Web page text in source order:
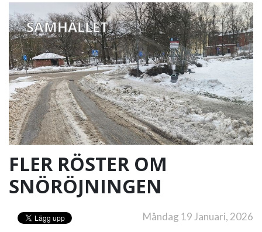
SAMHÄLLET
FLER RÖSTER OM
SNÖRÖJNINGEN
Måndag 19 Januari, 2026